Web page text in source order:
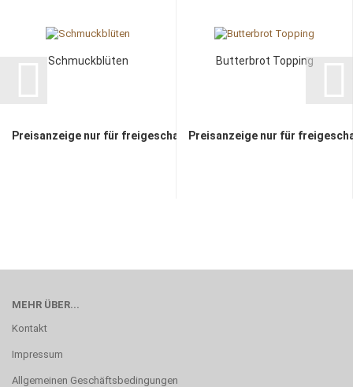
Schmuckblüten
Preisanzeige nur für freigeschaltete Kunden
Butterbrot Topping
Preisanzeige nur für
MEHR ÜBER...
Kontakt
Impressum
Allgemeinen Geschäftsbedingungen